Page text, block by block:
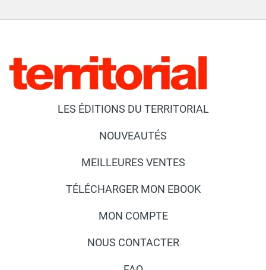
LES ÉDITIONS DU TERRITORIAL
NOUVEAUTÉS
MEILLEURES VENTES
TÉLÉCHARGER MON EBOOK
MON COMPTE
NOUS CONTACTER